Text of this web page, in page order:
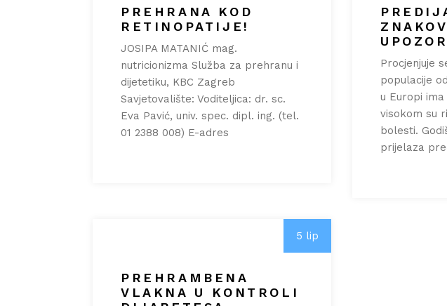
PREHRANA KOD
RETINOPATIJE!
JOSIPA MATANIĆ mag.
nutricionizma Služba za prehranu i
dijetetiku, KBC Zagreb
Savjetovalište: Voditeljica: dr. sc.
Eva Pavić, univ. spec. dipl. ing. (tel.
01 2388 008) E-adres
Procjenjuje
populacije
u Europi
visokom su
bolesti.
prijelaza
5 lip
PREHRAMBENA
VLAKNA U KONTROLI